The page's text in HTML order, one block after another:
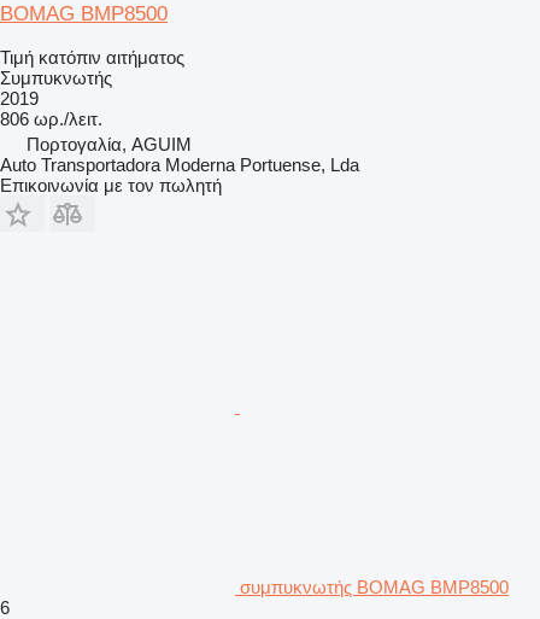
BOMAG BMP8500
Τιμή κατόπιν αιτήματος
Συμπυκνωτής
2019
806 ωρ./λειτ.
Πορτογαλία, AGUIM
Auto Transportadora Moderna Portuense, Lda
Επικοινωνία με τον πωλητή
συμπυκνωτής BOMAG BMP8500
6